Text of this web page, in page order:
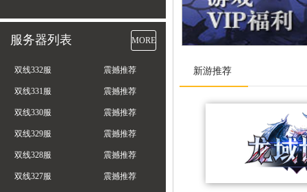
服务器列表 MORE
双线332服 震撼推荐
双线331服 震撼推荐
双线330服 震撼推荐
双线329服 震撼推荐
双线328服 震撼推荐
双线327服 震撼推荐
新游推荐